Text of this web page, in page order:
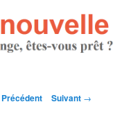
des articles
Précédent Suivant →